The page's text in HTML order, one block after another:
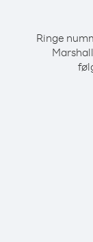
Ringe